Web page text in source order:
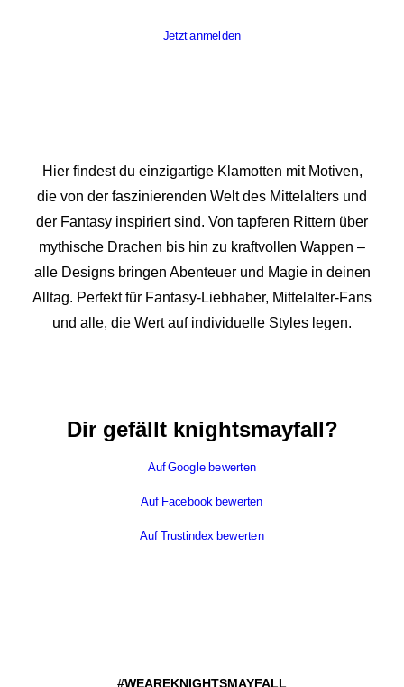
Jetzt anmelden
Hier findest du einzigartige Klamotten mit Motiven,
die von der faszinierenden Welt des Mittelalters und
der Fantasy inspiriert sind. Von tapferen Rittern über
mythische Drachen bis hin zu kraftvollen Wappen –
alle Designs bringen Abenteuer und Magie in deinen
Alltag. Perfekt für Fantasy-Liebhaber, Mittelalter-Fans
und alle, die Wert auf individuelle Styles legen.
Dir gefällt knightsmayfall?
Auf Google bewerten
Auf Facebook bewerten
Auf Trustindex bewerten
#WEAREKNIGHTSMAYFALL